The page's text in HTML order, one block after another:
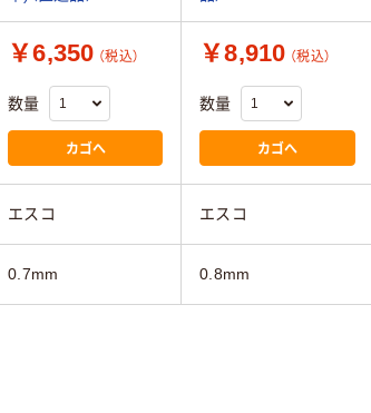
￥6,350 （税込）
数量
カゴへ
￥8,910 （税込）
数量
カゴへ
エスコ エスコ
0.7mm 0.8mm